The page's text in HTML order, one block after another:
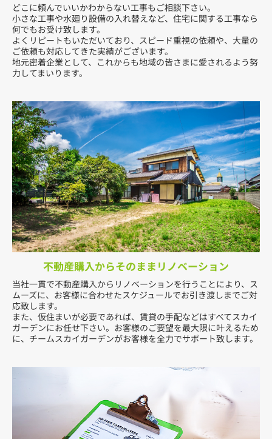
どこに頼んでいいかわからない工事もご相談下さい。
小さな工事や水廻り設備の入れ替えなど、住宅に関する工事なら
何でもお受け致します。
よくリピートもいただいており、スピード重視の依頼や、大量の
ご依頼も対応してきた実績がございます。
地元密着企業として、これからも地域の皆さまに愛されるよう努
力してまいります。
不動産購入からそのままリノベーション
当社一貫で不動産購入からリノベーションを行うことにより、ス
ムーズに、お客様に合わせたスケジュールでお引き渡しまでご対
応致します。
また、仮住まいが必要であれば、賃貸の手配などはすべてスカイ
ガーデンにお任せ下さい。お客様のご要望を最大限に叶えるため
に、チームスカイガーデンがお客様を全力でサポート致します。